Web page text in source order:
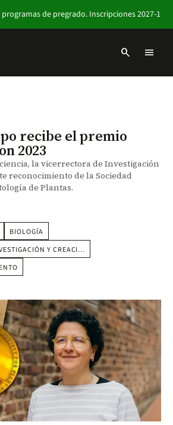
de pregrado. Inscripciones 2027-1
search menu
recibe el premio
2023
la vicerrectora de Investigación
reconocimiento de la Sociedad
de Plantas.
BIOLOGÍA
Y CREACI…